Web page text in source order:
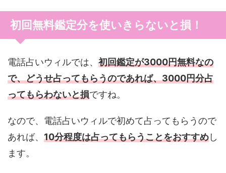
初回無料鑑定分を使いきらないと損！
電話占いウィルでは、 初回鑑定が3000円無料なの
で、どうせ占ってもらうのであれば、3000円分占
ってもらわないと損ですね。
なので、電話占いウィルで初めて占ってもらうので
あれば、 10分程度は占ってもらうことをおすすめし
ます。